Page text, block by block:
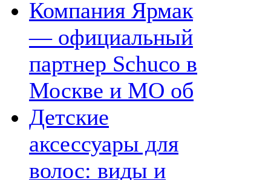
Компания Ярмак
— официальный
партнер Schuco в
Москве и МО об
Детские
аксессуары для
волос: виды и